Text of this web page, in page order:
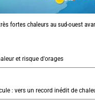
chaleurs au sud-ouest avant des
et risque d'orages